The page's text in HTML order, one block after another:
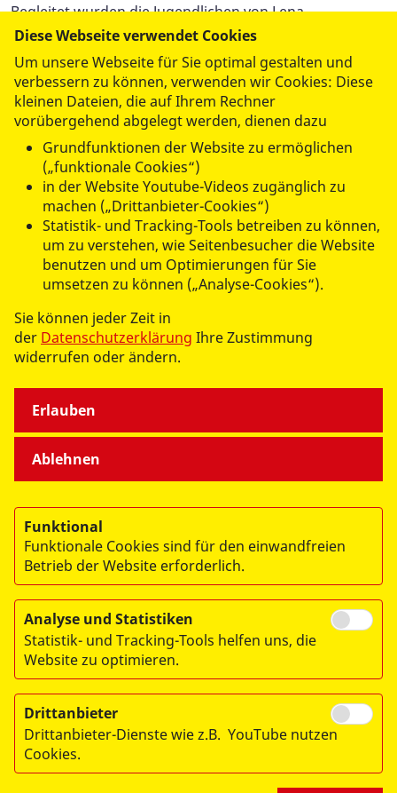
Begleitet wurden die Jugendlichen von Lena,
Auszubildende Erzieherin, und Werkpädagoge Marcel,
die stolz auf das sind, was ihre Schüler hier geschaffen
haben – und das zurecht.
„Schön, wenn man sieht, was Jugendliche handwerklich
und kreativ machen“, freute sich ASB-
Landesgeschäftsführerin Cindy Schönknecht bei der
Übergabe – und genau das trifft es.
Wir finden: Ein schöneres Zeichen für Zusammenhalt
und Engagement. Danke für dieses besondere
Geschenk!
Und jetzt: Bitte Platz nehmen.
© 2026 ASB-Landesverband Brandenburg e.V.
Impressum
Datenschutzerklärung
Diese Webseite verwendet Cookies
Um unsere Webseite für Sie optimal gestalten und
verbessern zu können, verwenden wir Cookies: Diese
kleinen Dateien, die auf Ihrem Rechner
vorübergehend abgelegt werden, dienen dazu
Grundfunktionen der Website zu ermöglichen
(„funktionale Cookies“)
in der Website Youtube-Videos zugänglich zu
machen („Drittanbieter-Cookies“)
Statistik- und Tracking-Tools betreiben zu können,
um zu verstehen, wie Seitenbesucher die Website
benutzen und um Optimierungen für Sie
umsetzen zu können („Analyse-Cookies“).
Sie können jeder Zeit in
der Datenschutzerklärung Ihre Zustimmung
widerrufen oder ändern.
Ablehnen
Erlauben
Funktional
Funktionale Cookies sind für den einwandfreien
Betrieb der Website erforderlich.
Analyse und Statistiken
Statistik- und Tracking-Tools helfen uns, die
Website zu optimieren.
Drittanbieter
Drittanbieter-Dienste wie z.B. YouTube nutzen
Cookies.